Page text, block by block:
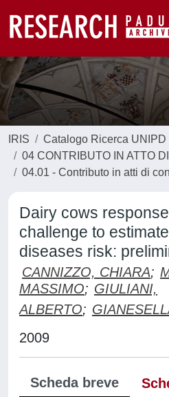
IRIS
Catalogo Ricerca UNIPD
04 CONTRIBUTO IN ATTO
04.01 - Contributo in atti di
Dairy cows
challenge to
diseases risk:
CANNIZZO, CHIARA;
MASSIMO; GIULIANI,
ALBERTO;
2009
Scheda breve